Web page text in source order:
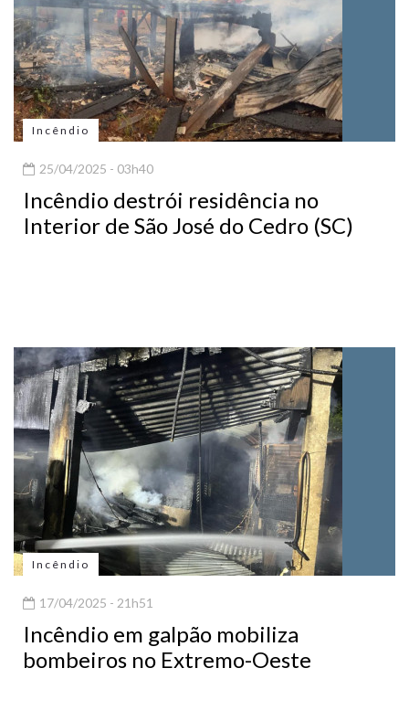
Incêndio
25/04/2025 - 03h40
Incêndio destrói residência no
Interior de São José do Cedro (SC)
Incêndio
17/04/2025 - 21h51
Incêndio em galpão mobiliza
bombeiros no Extremo-Oeste